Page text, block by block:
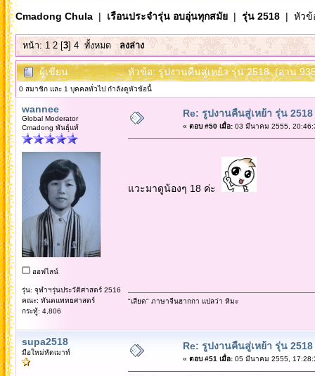
Cmadong Chula| เรือนประจำรุ่น อบอุ่นทุกสมัย| รุ่น 2518| หัวข้
หน้า:1 2[3]4 ทั้งหมด ลงล่าง
ผู้เขียน หัวข้อ: รูปงานคืนสู่เหย้า รุ่น 2518 (อ่าน
0 สมาชิก และ 1 บุคคลทั่วไป กำลังดูหัวข้อนี้
wannee
Global Moderator
Cmadong พันธุ์แท้
ออฟไลน์
รุ่น: จุฬาฯรุ่นประวัติศาสตร์ 2516
คณะ: ทันตแพทยศาสตร์
กระทู้: 4,806
Re: รูปงานคืนสู่เหย้า รุ่น 2518
« ตอบ #50 เมื่อ:03 มีนาคม 2555,
แวะมาดูน้องๆ 18 ค่ะ
"เสียด" ภาษาจีนฮากกา แปลว่า หิมะ
supa2518
มือใหม่หัดเมาท์
Re: รูปงานคืนสู่เหย้า รุ่น 2518
« ตอบ #51 เมื่อ:05 มีนาคม 2555,